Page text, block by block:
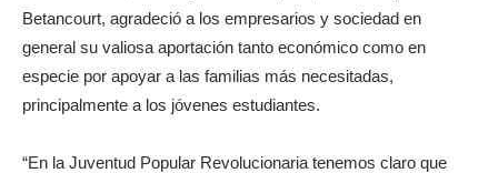
Betancourt, agradeció a los empresarios y sociedad en
general su valiosa aportación tanto económico como en
especie por apoyar a las familias más necesitadas,
principalmente a los jóvenes estudiantes.
“En la Juventud Popular Revolucionaria tenemos claro que